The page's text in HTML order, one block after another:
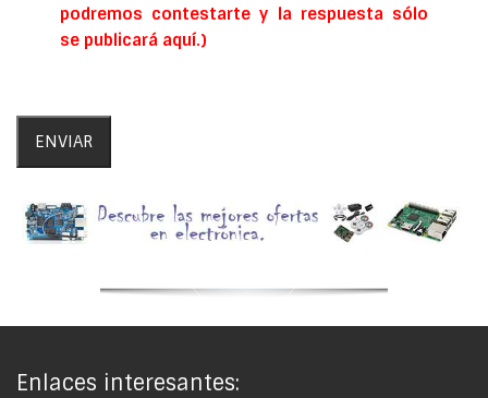
podremos contestarte y la respuesta sólo
se publicará aquí.)
Enlaces interesantes: